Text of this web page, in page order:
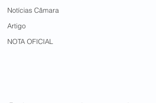
Notícias Câmara
Artigo
NOTA OFICIAL